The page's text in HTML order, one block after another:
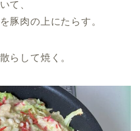
て、
肉の上にたらす。
して焼く。